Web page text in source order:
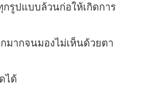
รูปแบบล้วนก่อให้เกิดการ
มากจนมองไม่เห็นด้วยตา
ได้